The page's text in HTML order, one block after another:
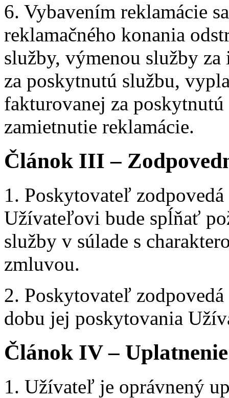
6. Vybavením reklamácie
reklamačného konania
služby, výmenou služby
za poskytnutú službu,
fakturovanej za
zamietnutie reklamácie.
Článok III –
1. Poskytovateľ
Užívateľovi bude spĺňať
služby v súlade s
zmluvou.
2. Poskytovateľ
dobu jej poskytovania
Článok IV –
1. Užívateľ je oprávnený